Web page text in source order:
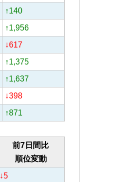
↑140
↑1,956
↓617
↑1,375
↑1,637
↓398
↑871
前7日間比
順位変動
↓5